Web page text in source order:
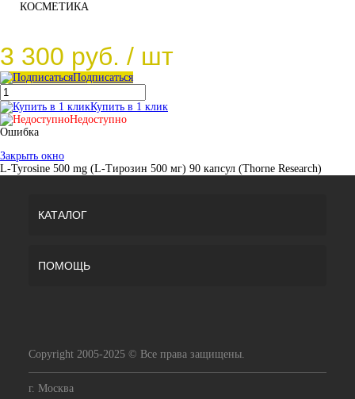
КОСМЕТИКА
3 300 руб. / шт
Подписаться
Купить в 1 клик
Недоступно
Ошибка
Закрыть окно
L-Tyrosine 500 mg (L-Тирозин 500 мг) 90 капсул (Thorne Research)
КАТАЛОГ
ПОМОЩЬ
Copyright 2005-2025 © Все права защищены.
г. Москва